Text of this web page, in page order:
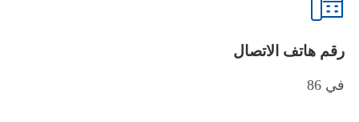

رقم هاتف الاتصال
86 في